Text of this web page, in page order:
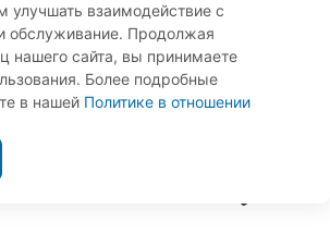
Трейд»
улучшать взаимодействие с
обслуживание. Продолжая
нашего сайта, вы принимаете
Более подробные
в нашей Политике в отношении